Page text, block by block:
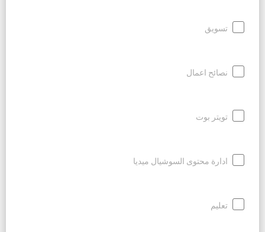
تسويق
نصائح اعمال
تويتر بوت
ادارة محتوى السوشيال ميديا
تعليم